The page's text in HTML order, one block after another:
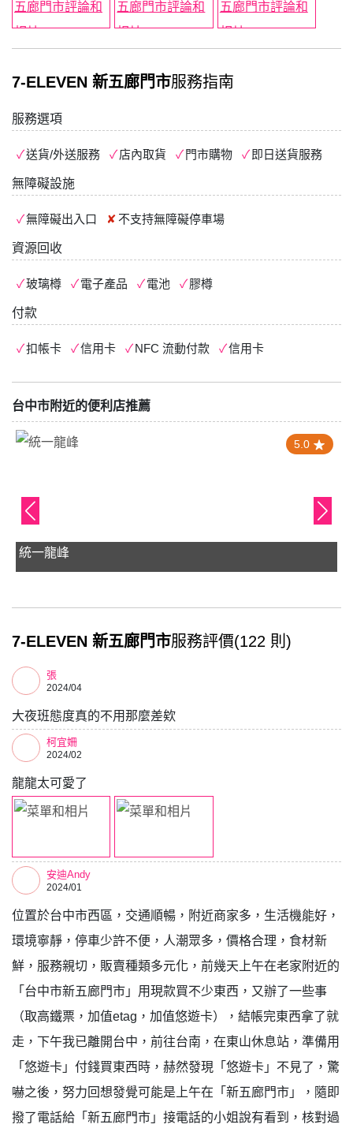
7-ELEVEN 新五廊門市服務指南
服務選項
送貨/外送服務 店內取貨 門市購物 即日送貨服務
無障礙設施
無障礙出入口 不支持無障礙停車場
資源回收
玻璃樽 電子產品 電池 膠樽
付款
扣帳卡 信用卡 NFC 流動付款 信用卡
台中市附近的便利店推薦
4.0
蝦皮店到店 龍井中社店
7-ELEVEN 新五廊門市服務評價(122 則)
張
2024/04
大夜班態度真的不用那麼差欸
柯宜姍
2024/02
龍龍太可愛了
安迪Andy
2024/01
位置於台中市西區，交通順暢，附近商家多，生活機能好，
環境寧靜，停車少許不便，人潮眾多，價格合理，食材新
鮮，服務親切，販賣種類多元化，前幾天上午在老家附近的
「台中市新五廊門市」用現款買不少東西，又辦了一些事
（取高鐵票，加值etag，加值悠遊卡），結帳完東西拿了就
走，下午我已離開台中，前往台南，在東山休息站，準備用
「悠遊卡」付錢買東西時，赫然發現「悠遊卡」不見了，驚
嚇之後，努力回想發覺可能是上午在「新五廊門市」，隨即
撥了電話給「新五廊門市」接電話的小姐說有看到，核對過